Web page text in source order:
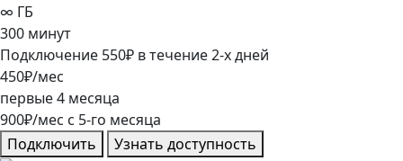
∞ ГБ
300 минут
Подключение 550₽ в течение2-х дней
450₽/мес
первые4 месяца
900₽/мес c 5-го месяца
Подключить
Узнать доступность